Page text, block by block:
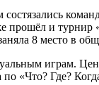
и
8 место в
играм.
«Что? Где?